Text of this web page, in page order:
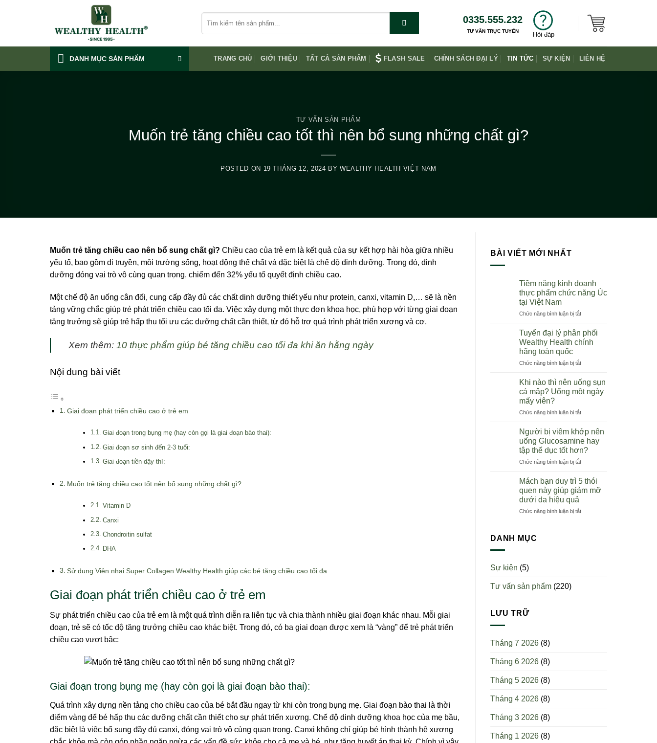
kiếm:
0335.555.232
TƯ VẤN TRỰC TUYẾN Hỏi đáp
DANH MỤC SẢN PHẨM TRANG CHỦ GIỚI THIỆU TẤT CẢ SẢN PHẨM FLASH SALE CHÍNH SÁCH ĐẠI LÝ TIN TỨC SỰ KIỆN LIÊN HỆ
TƯ VẤN SẢN PHẨM
Muốn trẻ tăng chiều cao tốt thì nên bổ sung những chất gì?
POSTED ON 19 THÁNG 12, 2024 BYWEALTHY HEALTH VIỆT NAM
Muốn trẻ tăng chiều cao nên bổ sung chất gì? Chiều cao của trẻ em là kết quả của sự kết hợp hài hòa giữa nhiều
yếu tố, bao gồm di truyền, môi trường sống, hoạt động thể chất và đặc biệt là chế độ dinh dưỡng. Trong đó, dinh
dưỡng đóng vai trò vô cùng quan trọng, chiếm đến 32% yếu tố quyết định chiều cao.
Một chế độ ăn uống cân đối, cung cấp đầy đủ các chất dinh dưỡng thiết yếu như protein, canxi, vitamin D,… sẽ là nền
tảng vững chắc giúp trẻ phát triển chiều cao tối đa. Việc xây dựng một thực đơn khoa học, phù hợp với từng giai đoạn
tăng trưởng sẽ giúp trẻ hấp thụ tối ưu các dưỡng chất cần thiết, từ đó hỗ trợ quá trình phát triển xương và cơ.
Xem thêm: 10 thực phẩm giúp bé tăng chiều cao tối đa khi ăn hằng ngày
Nội dung bài viết
Giai đoạn phát triển chiều cao ở trẻ em
Giai đoạn trong bụng mẹ (hay còn gọi là giai đoạn bào thai):
Giai đoạn sơ sinh đến 2-3 tuổi:
Giai đoạn tiền dậy thì:
Muốn trẻ tăng chiều cao tốt nên bổ sung những chất gì?
Vitamin D
Canxi
Chondroitin sulfat
DHA
Sử dụng Viên nhai Super Collagen Wealthy Health giúp các bé tăng chiều cao tối đa
Giai đoạn phát triển chiều cao ở trẻ em
Sự phát triển chiều cao của trẻ em là một quá trình diễn ra liên tục và chia thành nhiều giai đoạn khác nhau. Mỗi giai
đoạn, trẻ sẽ có tốc độ tăng trưởng chiều cao khác biệt. Trong đó, có ba giai đoạn được xem là “vàng” để trẻ phát triển
chiều cao vượt bậc:
Giai đoạn trong bụng mẹ (hay còn gọi là giai đoạn bào thai):
Quá trình xây dựng nền tảng cho chiều cao của bé bắt đầu ngay từ khi còn trong bụng mẹ. Giai đoạn bào thai là thời
điểm vàng để bé hấp thu các dưỡng chất cần thiết cho sự phát triển xương. Chế độ dinh dưỡng khoa học của mẹ bầu,
đặc biệt là việc bổ sung đầy đủ canxi, đóng vai trò vô cùng quan trọng. Canxi không chỉ giúp bé hình thành hệ xương
BÀI VIẾT MỚI NHẤT
Tiềm năng kinh doanh
thực phẩm chức năng Úc
tại Việt Nam
Chức năng bình luận bị tắtở
năng
kinh
doanh
phẩm
năng
Úc
tại
Nam
Tuyển đại lý phân phối
Wealthy Health chính
hãng toàn quốc
Chức năng bình luận bị tắtở
đại
lý
phân
Wealthy
chính
hãng
toàn
quốc
Khi nào thì nên uống sụn
cá mập? Uống một ngày
mấy viên?
Chức năng bình luận bị tắtở
nào
thì
nên
uống
sụn
mập?
một
mấy
Người bị viêm khớp nên
uống Glucosamine hay
tập thể dục tốt hơn?
Chức năng bình luận bị tắtở
bị
khớp
uống
Mách bạn duy trì 5 thói
quen này giúp giảm mỡ
dưới da hiệu quả
Chức năng bình luận bị tắtở
DANH MỤC
Sự kiện (5)
Tư vấn sản phẩm (220)
LƯU TRỮ
Tháng 7 2026 (8)
Tháng 6 2026 (8)
Tháng 5 2026 (8)
Tháng 4 2026 (8)
Tháng 3 2026 (8)
Tháng 1 2026 (8)